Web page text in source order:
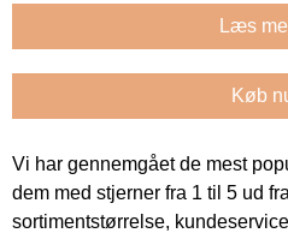
Læs
Køb
Vi har gennemgået de mest
dem med stjerner fra 1 til 5 ud
sortimentstørrelse,